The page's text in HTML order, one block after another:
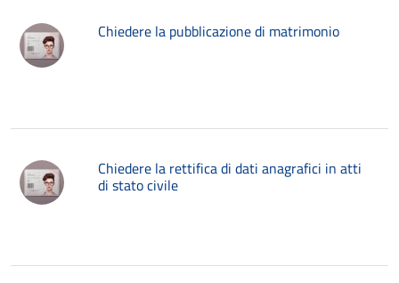
Chiedere la pubblicazione di matrimonio
Chiedere la rettifica di dati anagrafici in atti
di stato civile